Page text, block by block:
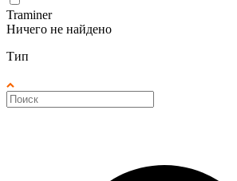
Traminer
Ничего не найдено
Тип